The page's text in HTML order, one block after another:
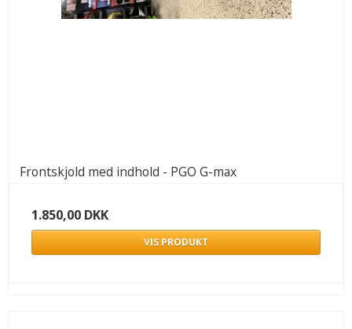
Frontskjold med indhold - PGO G-max
1.850,00 DKK
VIS PRODUKT